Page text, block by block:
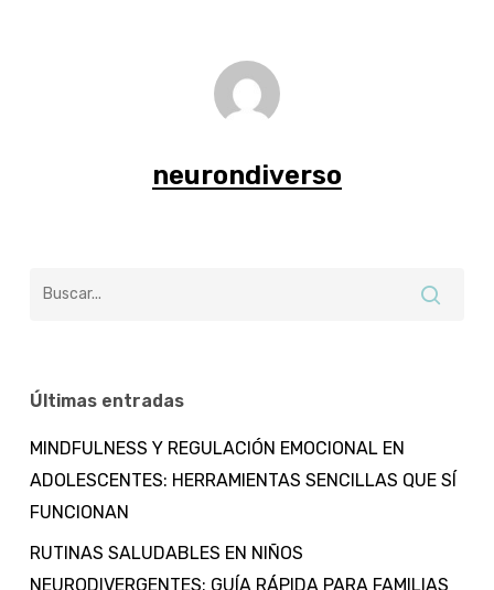
neurondiverso
Últimas entradas
MINDFULNESS Y REGULACIÓN EMOCIONAL EN
ADOLESCENTES: HERRAMIENTAS SENCILLAS QUE SÍ
FUNCIONAN
RUTINAS SALUDABLES EN NIÑOS
NEURODIVERGENTES: GUÍA RÁPIDA PARA FAMILIAS